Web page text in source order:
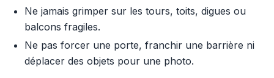
Ne jamais grimper sur les tours, toits, digues ou
balcons fragiles.
Ne pas forcer une porte, franchir une barrière ni
déplacer des objets pour une photo.